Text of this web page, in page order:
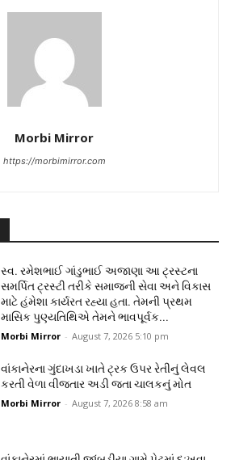
Morbi Mirror
https://morbimirror.com
સ્વ. રમેશભાઈ ગાંડુભાઈ અજાણા આ ટ્રસ્ટના
સમર્પિત ટ્રસ્ટી તરીકે સમાજની સેવા અને વિકાસ
માટે હંમેશા કાર્યરત રહ્યા હતા. તેમની પ્રથમ
માસિક પુણ્યતિથિએ તેમને ભાવપૂર્વક...
Morbi Mirror - August 7, 2026 5:10 pm
વાંકાનેરના ગુંદાખડા ખાતે ટ્રક ઉપર રેતીનું લેવલ
કરતી વેળા વીજતાર અડી જતા ચાલકનું મોત
Morbi Mirror - August 7, 2026 8:58 am